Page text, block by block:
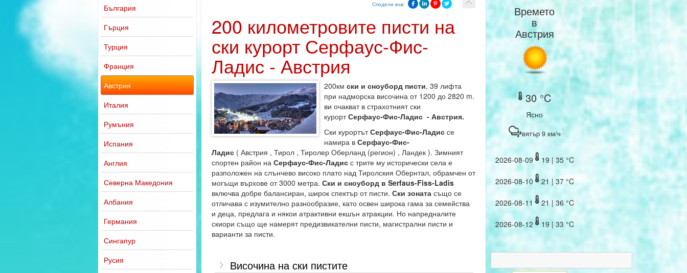
България
Гърция
Турция
Франция
Австрия
Италия
Румъния
Испания
Англия
Северна Македония
Албания
Германия
Сингапур
Русия
Сподели във:
200 километровите писти на
ски курорт Серфаус-Фис-
Ладис - Австрия
200км ски и сноуборд писти, 39 лифта
при надморска височина от 1200 до 2820 m.
ви очакват в страхотният ски
курортСерфаус-Фис-Ладис - Австрия.
Ски курортътСерфаус-Фис-Ладиссе
намира вСерфаус-Фис-
Ладис( Австрия , Тирол , Тиролер Оберланд (регион) , Ландек ). Зимният
спортен район на Серфаус-Фис-Ладисс трите му исторически села е
разположен на слънчево високо плато над Тиролския Обернтал, обрамчен от
могъщи върхове от 3000 метра. Ски и сноуборд в Serfaus-Fiss-Ladis
включва добре балансиран, широк спектър от писти. Ски зонатасъщо се
отличава с изумително разнообразие, като освен широка гама за семейства
и деца, предлага и някои атрактивни екшън атракции. Но напредналите
скиори също ще намерят предизвикателни писти, магистрални писти и
варианти за писти.
Височина на ски пистите
Времето
в
Австрия
30 °C
Ясно
вятър 9 км/ч
2026-08-09 19 | 35 °C
2026-08-10 21 | 37 °C
2026-08-11 21 | 36 °C
2026-08-12 19 | 33 °C